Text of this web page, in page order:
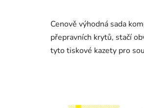
Cenově výhodná sada
přepravních krytů, stačí
tyto tiskové kazety pro